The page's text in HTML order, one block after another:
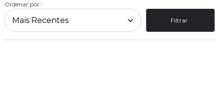
Ordenar por:
Filtrar